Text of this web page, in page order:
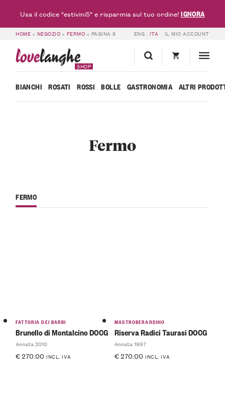
HOME » NEGOZIO » FERMO » PAGINA 9 ENG ITA IL MIO ACCOUNT
lovelanghe
SHOP
BIANCHI ROSATI ROSSI BOLLE GASTRONOMIA ALTRI
Fermo
FERMO
FATTORIA DEI BARBI
Brunello di Montalcino DOCG
Annata 2010
€270.00 INCL. IVA
MASTROBERARDINO
Riserva Radici Taurasi DOCG
Annata 1997
€270.00 INCL. IVA
Usa il codice "estivini5" e risparmia sul tuo ordine!IGNORA